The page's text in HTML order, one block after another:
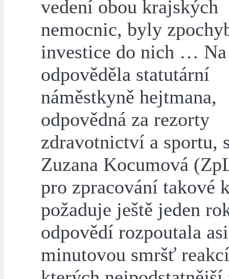
vedení obou krajských
nemocnic, byly
investice do nich …
odpověděla statutární
náměstkyně hejtmana,
odpovědná za rezorty
zdravotnictví a sportu,
Zuzana Kocumová
pro zpracování takové
požaduje ještě jeden
odpovědí rozpoutala
minutovou smršť